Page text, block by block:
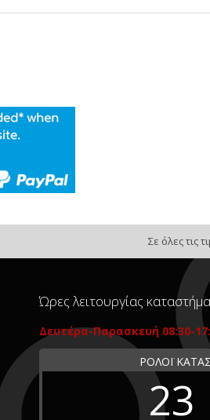
Σε όλες τις
Ώρες λειτουργίας
Δευτέρα-Παρασκευή 08:30-
ΡΟΛΟΪ
23